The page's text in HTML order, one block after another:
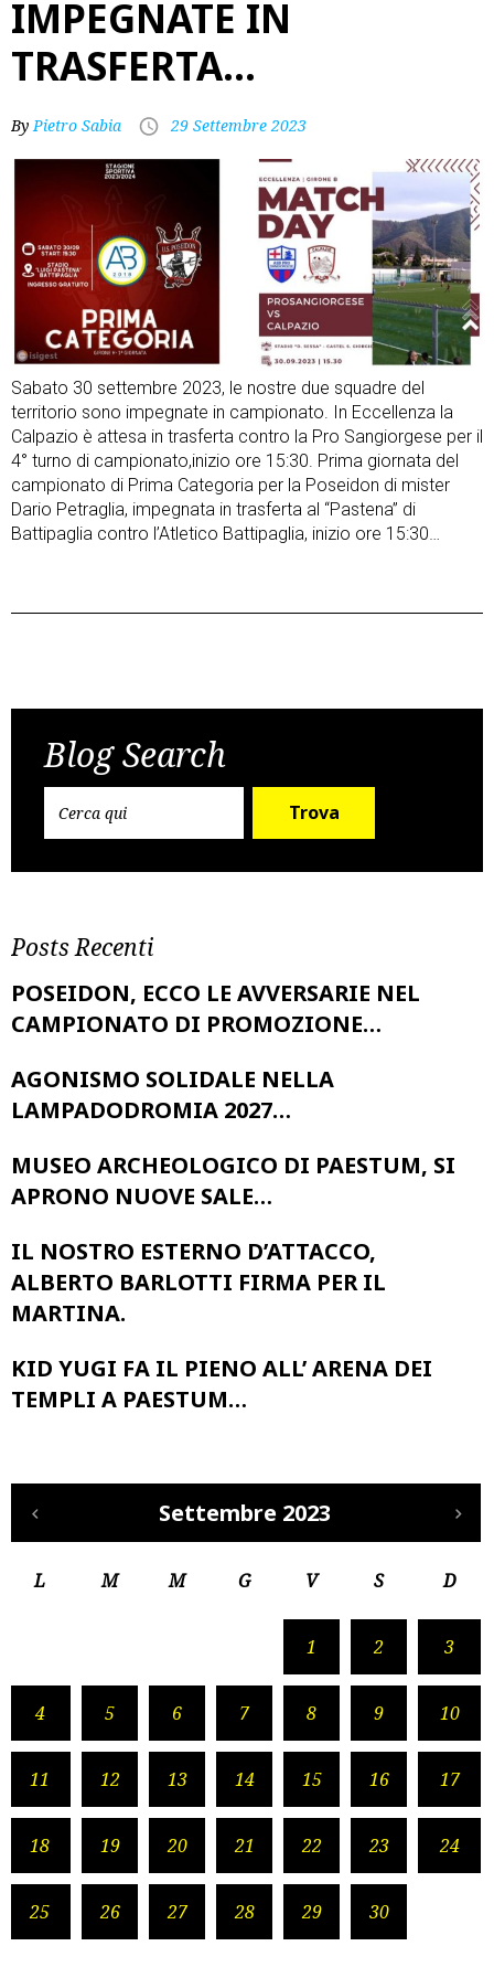
IMPEGNATE IN
TRASFERTA…
ByPietro Sabia 29 Settembre 2023
Sabato 30 settembre 2023, le nostre due squadre del
territorio sono impegnate in campionato. In Eccellenza la
Calpazio è attesa in trasferta contro la Pro Sangiorgese per il
4° turno di campionato,inizio ore 15:30. Prima giornata del
campionato di Prima Categoria per la Poseidon di mister
Dario Petraglia, impegnata in trasferta al “Pastena” di
Battipaglia contro l’Atletico Battipaglia, inizio ore 15:30…
navigation
Blog Search
Trova
Posts Recenti
POSEIDON, ECCO LE AVVERSARIE NEL
CAMPIONATO DI PROMOZIONE…
AGONISMO SOLIDALE NELLA
LAMPADODROMIA 2027…
MUSEO ARCHEOLOGICO DI PAESTUM, SI
APRONO NUOVE SALE…
IL NOSTRO ESTERNO D’ATTACCO,
ALBERTO BARLOTTI FIRMA PER IL
MARTINA.
KID YUGI FA IL PIENO ALL’ ARENA DEI
TEMPLI A PAESTUM…
Settembre 2023
L M M G V S D
1 2 3
4 5 6 7 8 9 10
11 12 13 14 15 16 17
18 19 20 21 22 23 24
25 26 27 28 29 30